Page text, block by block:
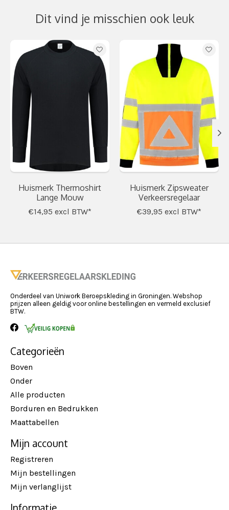
Dit vind je misschien ook leuk
Items van productcarrousel
Huismerk Thermoshirt
Lange Mouw
€14,95 excl BTW*
Huismerk Zipsweater
Verkeersregelaar
€39,95 excl BTW*
Onderdeel van Uniwork Beroepskleding in Groningen. Webshop
prijzen alleen geldig voor online bestellingen en vermeld exclusief
BTW.
Categorieën
Boven
Onder
Alle producten
Borduren en Bedrukken
Maattabellen
Mijn account
Registreren
Mijn bestellingen
Mijn verlanglijst